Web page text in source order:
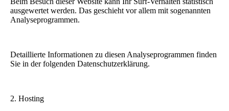
ausgewertet werden. Das geschieht vor allem mit sogenannten
Analyseprogrammen.
Detaillierte Informationen zu diesen Analyseprogrammen finden
Sie in der folgenden Datenschutzerklärung.
2. Hosting